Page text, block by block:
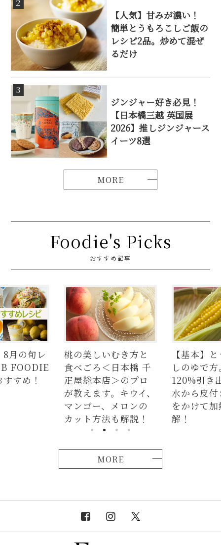
2
【人気】甘みが濃い！
簡単とうもろこしご飯の
レシピ2品。炒めて混ぜ
るだけ
3
ジンジャー好き必見！
【日本橋三越 英国展
2026】推しジンジャース
イーツ8選
Foodie's Picks
おすすめ記事
むき方と
日本橋 千
＞のプロ
【基本】とうもろこ
しのゆで方。甘さを
120%引き出すには、
水から皮付き＆時間
をかけて加熱が正
解！
【簡単】
の人気レ
ラダはタ
麺、よだ
つかない
説！
MORE